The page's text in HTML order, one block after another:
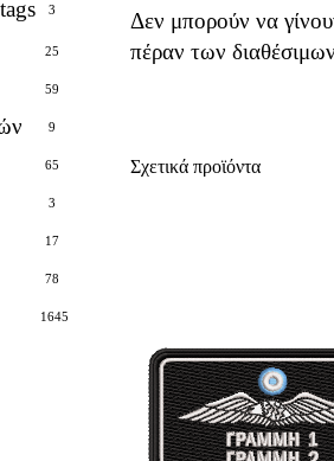
3
25
59
9
65
3
17
78
1645
Δεν μπορούν να
πέραν των
Σχετικά προϊόντα